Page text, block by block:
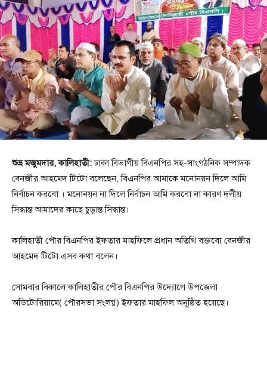
শুভ্র মজুমদার, কালিহাতী:ঢাকা বিভাগীয় বিএনপির সহ-সাংগঠনিক সম্পাদক
বেনজীর আহমেদ টিটো বলেছেন, বিএনপির আমাকে মনোনয়ন দিলে আমি
নির্বাচন করবো । মনোনয়ন না দিলে নির্বাচন আমি করবো না কারণ দলীয়
সিদ্ধান্ত আমাদের কাছে চুড়ান্ত সিদ্ধান্ত।
কালিহাতী পৌর বিএনপির ইফতার মাহফিলে প্রধান অতিথি বক্তব্যে বেনজীর
আহমেদ টিটো এসব কথা বলেন।
সোমবার বিকালে কালিহাতীর পৌর বিএনপির উদ্যোগে উপজেলা
অডিটোরিয়ামে( পৌরসভা সংলগ্ন) ইফতার মাহফিল অনুষ্ঠিত হয়েছে।